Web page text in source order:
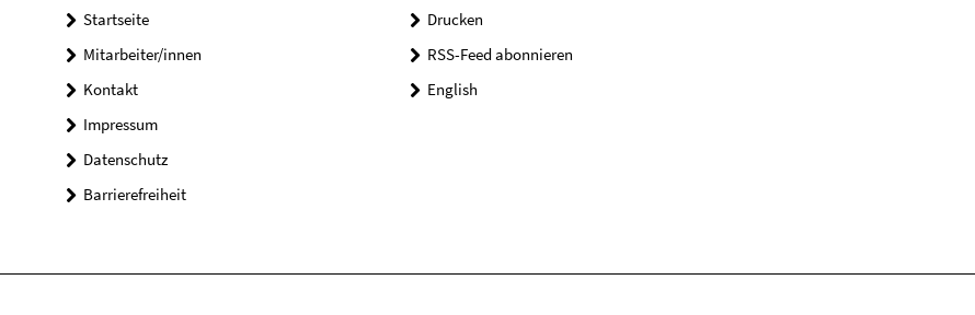
Startseite
Mitarbeiter/innen
Kontakt
Impressum
Datenschutz
Barrierefreiheit
Drucken
RSS-Feed abonnieren
English